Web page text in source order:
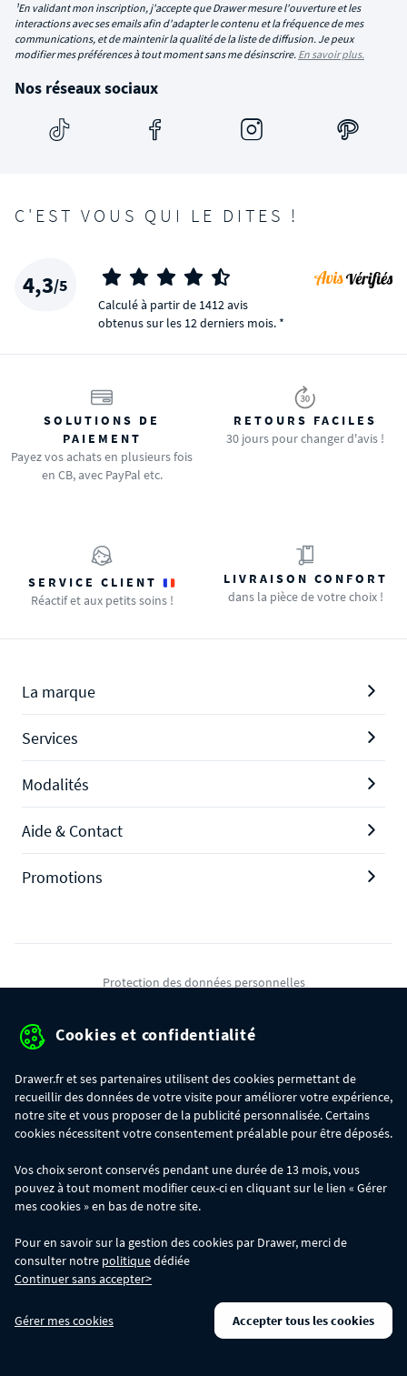
¹En validant mon inscription, j'accepte que Drawer mesure l'ouverture et les
interactions avec ses emails afin d'adapter le contenu et la fréquence de mes
communications, et de maintenir la qualité de la liste de diffusion. Je peux
modifier mes préférences à tout moment sans me désinscrire. En savoir plus.
Nos réseaux sociaux
C'EST VOUS QUI LE DITES !
4,3/5
Calculé à partir de 1412 avis
obtenus sur les 12 derniers mois. *
SOLUTIONS DE
PAIEMENT
Payez vos achats en plusieurs fois
en CB, avec PayPal etc.
RETOURS FACILES
30 jours pour changer d'avis !
SERVICE CLIENT
Réactif et aux petits soins !
LIVRAISON CONFORT
dans la pièce de votre choix !
La marque
Services
Modalités
Aide & Contact
Promotions
Protection des données personnelles
Gérer mes cookies
commande :
- 30€ sur votre commande dès 300€ d'achat, avec le code BIKINI30
- 50€ sur votre commande dès 500€ d'achat, avec le code BIKINI50
Les codes BIKINI30, BIKINI50 et BIKINI100 ne sont valables que sur
www.drawer.fr; ils ne sont pas cumulables entre eux, ni avec d'autres codes
promotionnels. La remise se calculera automatiquement dans votre panier
lors de la saisie du code adéquat.
DRAWER DAYS- Du 29/07 au 11/08 inclus : profitez de remises allant jusqu'à
-50% sur une large sélection de produits. Opération valable dans la limite des
Cookies et confidentialité
Drawer.fr et ses partenaires utilisent des cookies permettant de
recueillir des données de votre visite pour améliorer votre expérience,
notre site et vous proposer de la publicité personnalisée. Certains
cookies nécessitent votre consentement préalable pour être déposés.
Vos choix seront conservés pendant une durée de 13 mois, vous
pouvez à tout moment modifier ceux-ci en cliquant sur le lien « Gérer
mes cookies » en bas de notre site.
Pour en savoir sur la gestion des cookies par Drawer, merci de
consulter notre politiquedédiée
Continuer sans accepter>
Gérer mes cookies Accepter tous les cookies